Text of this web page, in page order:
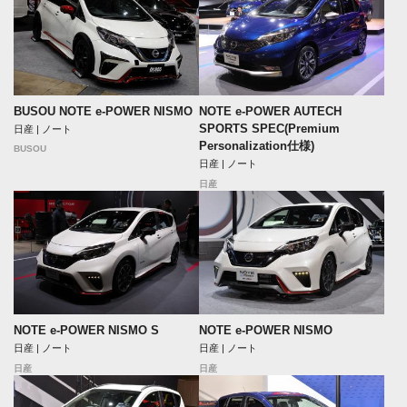
BUSOU NOTE e-POWER NISMO
日産 | ノート
BUSOU
NOTE e-POWER AUTECH
SPORTS SPEC(Premium
Personalization仕様)
日産 | ノート
日産
NOTE e-POWER NISMO S
日産 | ノート
日産
NOTE e-POWER NISMO
日産 | ノート
日産